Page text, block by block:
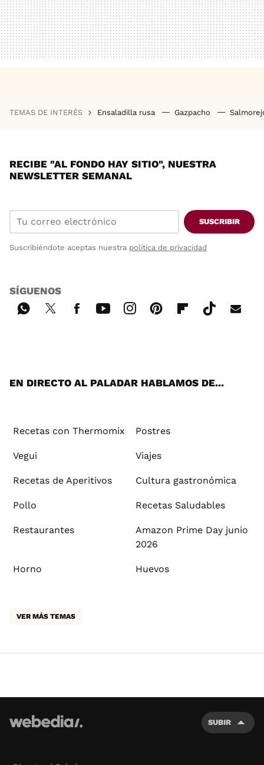
TEMAS DE INTERÉS Ensaladilla rusa Gazpacho
RECIBE "AL FONDO HAY SITIO", NUESTRA
NEWSLETTER SEMANAL
SUSCRIBIR
Suscribiéndote aceptas nuestra política de privacidad
SÍGUENOS
EN DIRECTO AL PALADAR HABLAMOS DE...
Recetas con Thermomix Postres
Vegui Viajes
Recetas de Aperitivos Cultura gastronómica
Pollo Recetas Saludables
Restaurantes
Amazon Prime Day junio
2026
Horno Huevos
VER MÁS TEMAS
SUBIR